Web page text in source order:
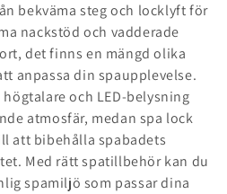
bekväma steg och locklyft för
nackstöd och vadderade
det finns en mängd olika
anpassa din spaupplevelse.
och LED-belysning
atmosfär, medan spa lock
att bibehålla spabadets
Med rätt spatillbehör kan du
spamiljö som passar dina